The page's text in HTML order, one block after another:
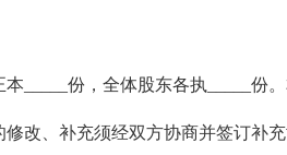
本_____份，全体股东各执_____份
修改、补充须经双方协商并签订补